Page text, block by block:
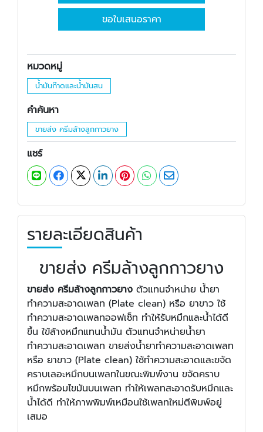
ขอใบเสนอราคา
หมวดหมู่
น้ำมันก๊าดและน้ำมันสน
คำค้นหา
ขายส่ง ครีมล้างลูกกาวยาง
แชร์
รายละเอียดสินค้า
ขายส่ง ครีมล้างลูกกาวยาง
ขายส่ง ครีมล้างลูกกาวยาง ตัวแทนจำหน่าย น้ำยา
ทำความสะอาดเพลท (Plate clean) หรือ ยาขาว ใช้
ทำความสะอาดเพลทออฟเซ็ท ทำให้รับหมึกและน้ำได้ดี
ขึ้น ใข้ล้างหมึกแทนน้ำมัน ตัวแทนจำหน่ายน้ำยา
ทำความสะอาดเพลท ขายส่งน้ำยาทำความสะอาดเพลท
หรือ ยาขาว (Plate clean) ใช้ทำความสะอาดและขจัด
คราบเลอะหมึกบนเพลทในขณะพิมพ์งาน ขจัดคราบ
หมึกพร้อมไขมันบนเพลท ทำให้เพลทสะอาดรับหมึกและ
น้ำได้ดี ทำให้ภาพพิมพ์เหมือนใช้เพลทใหม่ตีพิมพ์อยู่
เสมอ